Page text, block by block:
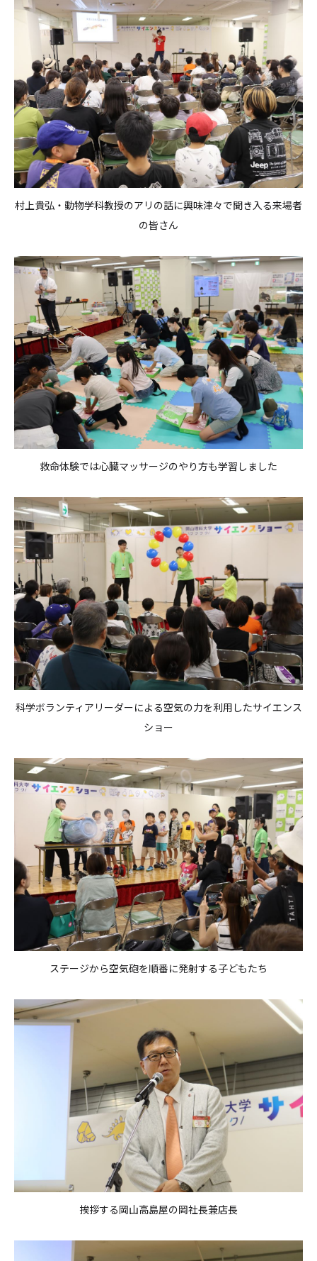
村上貴弘・動物学科教授のアリの話に興味津々で聞き入る来場者
の皆さん
救命体験では心臓マッサージのやり方も学習しました
科学ボランティアリーダーによる空気の力を利用したサイエンス
ショー
ステージから空気砲を順番に発射する子どもたち
挨拶する岡山高島屋の岡社長兼店長